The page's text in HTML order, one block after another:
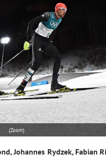
(Zoom)
Johannes Rydzek,